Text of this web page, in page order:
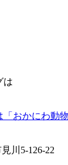
は
川5-126-22